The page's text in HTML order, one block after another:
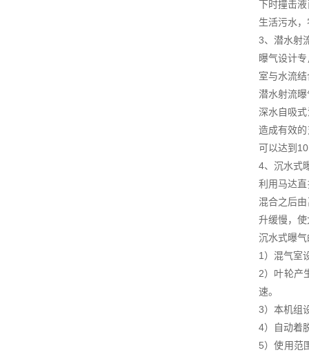
下时撞击
生活污水
3、潜水射
曝气设计
室与水流
潜水射流
深水自吸
造成有效
可以达到
4、沉水式
利用马达
混合之后
升缓慢，
沉水式曝
1）混气室
2）叶轮产
速。
3）本机组
4）自动着
5）使用范